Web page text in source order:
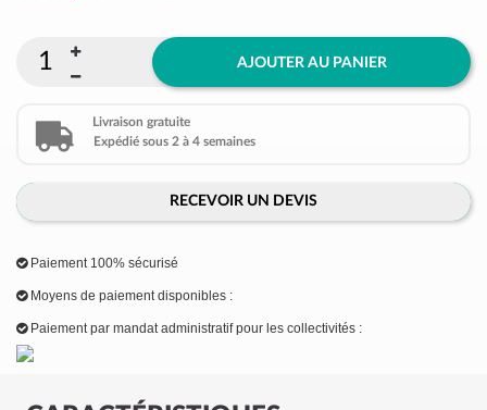
AJOUTER AU PANIER
Livraison gratuite
Expédié sous 2 à 4 semaines
RECEVOIR UN DEVIS
Paiement 100% sécurisé
Moyens de paiement disponibles :
Paiement par mandat administratif pour les collectivités :